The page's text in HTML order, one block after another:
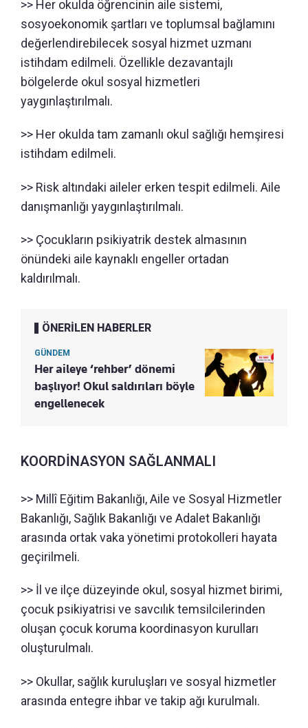
>> Her okulda öğrencinin aile sistemi,
sosyoekonomik şartları ve toplumsal bağlamını
değerlendirebilecek sosyal hizmet uzmanı
istihdam edilmeli. Özellikle dezavantajlı
bölgelerde okul sosyal hizmetleri
yaygınlaştırılmalı.
>> Her okulda tam zamanlı okul sağlığı hemşiresi
istihdam edilmeli.
>> Risk altındaki aileler erken tespit edilmeli. Aile
danışmanlığı yaygınlaştırılmalı.
>> Çocukların psikiyatrik destek almasının
önündeki aile kaynaklı engeller ortadan
kaldırılmalı.
ÖNERİLEN HABERLER
GÜNDEM
Her aileye ‘rehber’ dönemi
başlıyor! Okul saldırıları böyle
engellenecek
KOORDİNASYON SAĞLANMALI
>> Millî Eğitim Bakanlığı, Aile ve Sosyal Hizmetler
Bakanlığı, Sağlık Bakanlığı ve Adalet Bakanlığı
arasında ortak vaka yönetimi protokolleri hayata
geçirilmeli.
>> İl ve ilçe düzeyinde okul, sosyal hizmet birimi,
çocuk psikiyatrisi ve savcılık temsilcilerinden
oluşan çocuk koruma koordinasyon kurulları
oluşturulmalı.
>> Okullar, sağlık kuruluşları ve sosyal hizmetler
arasında entegre ihbar ve takip ağı kurulmalı.